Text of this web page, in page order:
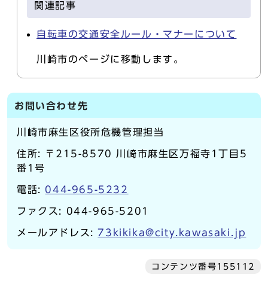
関連記事
自転車の交通安全ルール・マナーについて
川崎市のページに移動します。
お問い合わせ先
川崎市麻生区役所危機管理担当
住所: 〒215-8570 川崎市麻生区万福寺1丁目5
番1号
電話: 044-965-5232
ファクス: 044-965-5201
メールアドレス:73kikika@city.kawasaki.jp
コンテンツ番号155112